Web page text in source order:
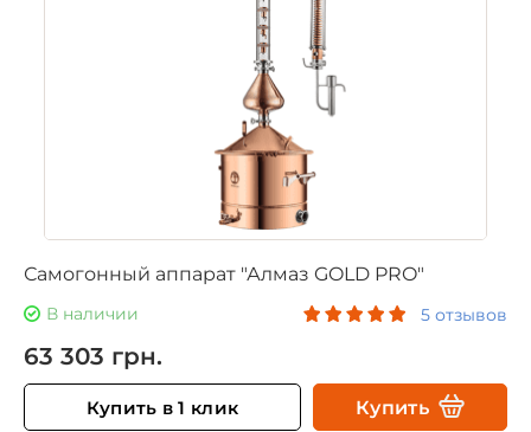
Самогонный аппарат "Алмаз GOLD PRO"
В наличии 5 отзывов
63 303 грн.
Купить в 1 клик Купить